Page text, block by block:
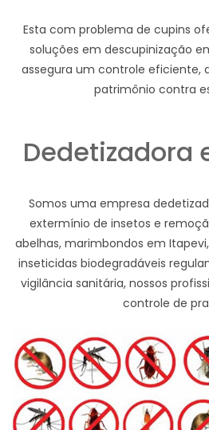
Esta com problema de cupins
soluções em descupinização
assegura um controle eficiente,
patrimônio contra
Dedetizadora
Somos uma empresa
extermínio de insetos e
abelhas, marimbondos em
inseticidas biodegradáveis
vigilância sanitária, nossos
controle de